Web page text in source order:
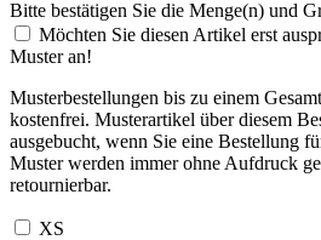
Bitte bestätigen Sie die Menge(n) und
Möchten Sie diesen Artikel erst
Muster an!
Musterbestellungen bis zu einem
kostenfrei. Musterartikel über diesem
ausgebucht, wenn Sie eine Bestellung
Muster werden immer ohne Aufdruck
retournierbar.
XS